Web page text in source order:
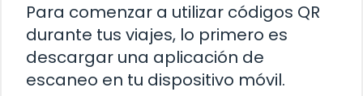
Para comenzar a utilizar códigos QR
durante tus viajes, lo primero es
descargar una aplicación de
escaneo en tu dispositivo móvil.